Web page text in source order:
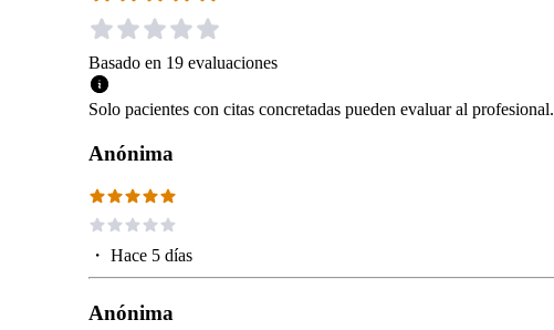
Basado en 19 evaluaciones
Solo pacientes con citas concretadas pueden evaluar al profesional.
Anónima
・ Hace 5 días
Anónima